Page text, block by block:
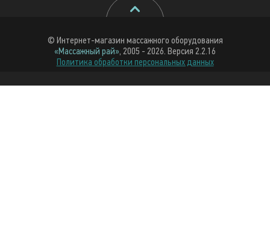
© Интернет-магазин массажного оборудования
«Массажный рай», 2005 - 2026. Версия 2.2.16
Политика обработки персональных данных